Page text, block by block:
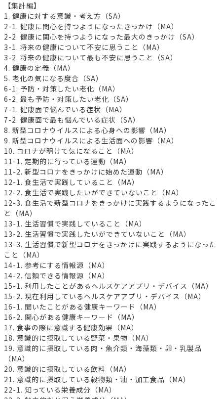
【集計編】
1. 健康に対する意識・考え方（SA）
2-1. 健康に関心を持つようになったきっかけ（MA）
2-2. 健康に関心を持つようになった最大のきっかけ（SA）
3-1. 将来の健康について不安に思うこと（MA）
3-2. 将来の健康について最も不安に思うこと（SA）
4. 健康の定義（MA）
5. 老化の気になる度合（SA）
6-1. 予防・対策したい老化（MA）
6-2. 最も予防・対策したい老化（SA）
7-1. 健康面で悩んでいる症状（MA）
7-2. 健康面で最も悩んでいる症状（SA）
8. 新型コロナウイルスによる心身への影響（MA）
9. 新型コロナウイルスによる生活面への影響（MA）
10. コロナが明けて気になること（MA）
11-1. 定期的に行っている運動（MA）
11-2. 新型コロナをきっかけに始めた運動（MA）
12-1. 食生活で実践していること（MA）
12-2. 食生活で実践したいができていないこと（MA）
12-3. 食生活で新型コロナをきっかけに実践するようになったこ
と（MA）
13-1. 生活習慣で実践していること（MA）
13-2. 生活習慣で実践したいができていないこと（MA）
13-3. 生活習慣で新型コロナをきっかけに実践するようになった
こと（MA）
14-1. 参考にする情報源（MA）
14-2. 信頼できる情報源（MA）
15-1. 利用したことがあるヘルスケアアプリ・デバイス（MA）
15-2. 現在利用しているヘルスケアアプリ・デバイス（MA）
16-1. 聞いたことがある健康キーワード（MA）
16-2. 関心がある健康キーワード（MA）
17. 食事の際に意識する健康効果（MA）
18. 意識的に摂取している野菜・果物（MA）
19. 意識的に摂取している肉・魚介類・海藻類・卵・乳製品
（MA）
20. 意識的に摂取している飲料（MA）
21. 意識的に摂取している穀物類・油・加工食品（MA）
22-1. 知っている栄養成分（MA）